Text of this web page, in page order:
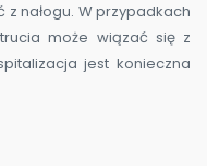
nałogu. W przypadkach
może wiązać się z
jest konieczna